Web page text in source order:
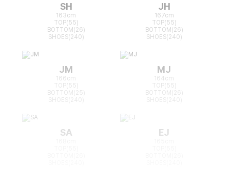
SH
163cm
TOP(55)
BOTTOM(26)
SHOES(240)
JH
167cm
TOP(55)
BOTTOM(26)
SHOES(240)
JM
166cm
TOP(55)
BOTTOM(25)
MJ
164cm
TOP(55)
BOTTOM(26)
SA EJ